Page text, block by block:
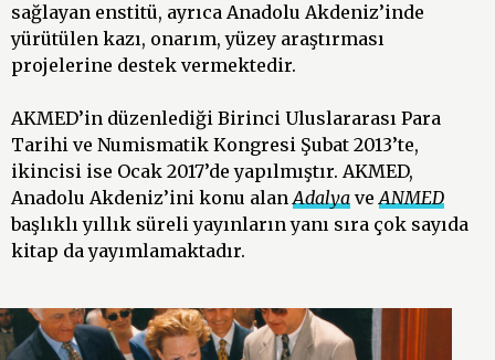
sağlayan enstitü, ayrıca Anadolu Akdeniz’inde
yürütülen kazı, onarım, yüzey araştırması
projelerine destek vermektedir.
AKMED’in düzenlediği Birinci Uluslararası Para
Tarihi ve Numismatik Kongresi Şubat 2013’te,
ikincisi ise Ocak 2017’de yapılmıştır. AKMED,
Anadolu Akdeniz’ini konu alanAdalya veANMED
başlıklı yıllık süreli yayınların yanı sıra çok sayıda
kitap da yayımlamaktadır.